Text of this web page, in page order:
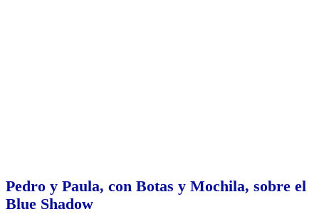
Pedro y Paula, con Botas y Mochila, sobre el
Blue Shadow